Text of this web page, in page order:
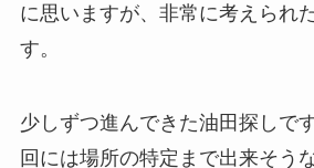
に思いますが、非常に考えられ
す。
少しずつ進んできた油田探しで
回には場所の特定まで出来そう